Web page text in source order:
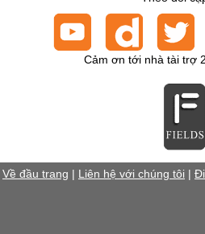
Cảm ơn tới nhà tài trợ
Về đầu trang | Liên hệ với chúng tôi |